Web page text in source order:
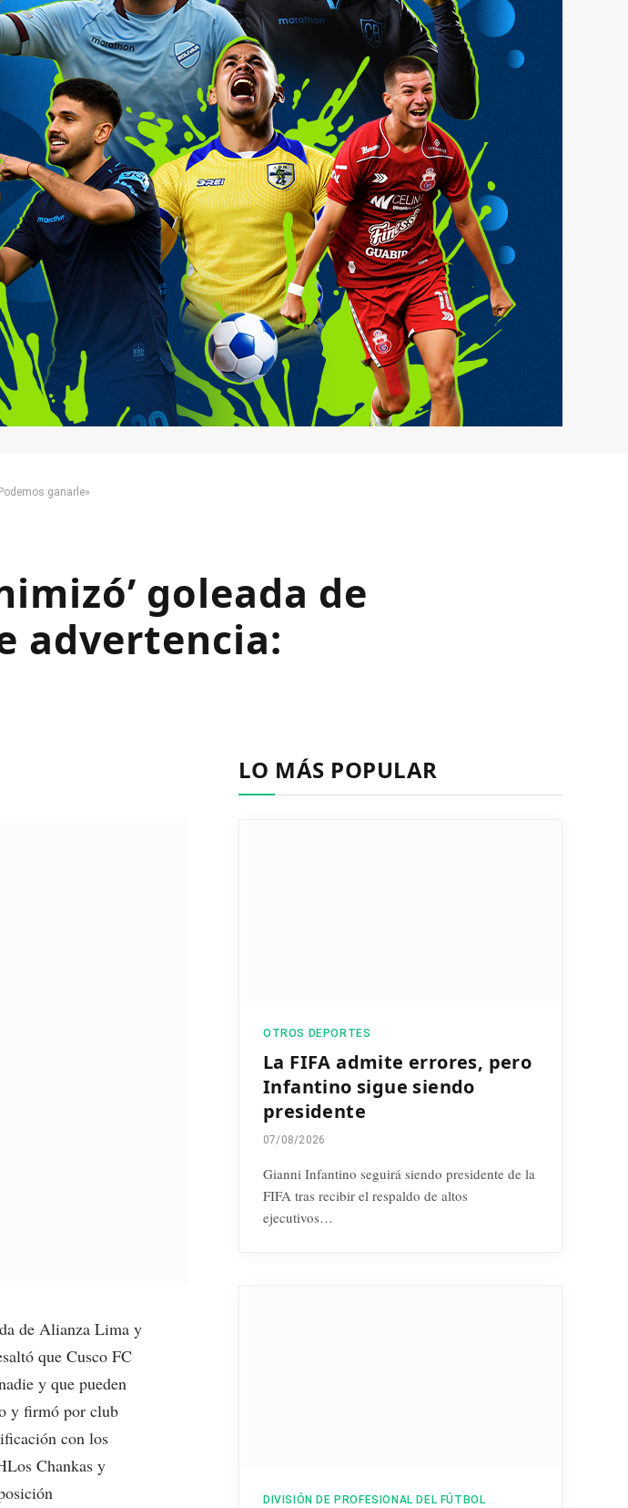
ganarle»
goleada de
advertencia:
de Alianza Lima y
que Cusco FC
y que pueden
y firmó por club
con los
Chankas y
LO MÁS POPULAR
OTROS DEPORTES
La FIFA admite errores, pero
Infantino sigue siendo
presidente
07/08/2026
Gianni Infantino seguirá siendo presidente de la
FIFA tras recibir el respaldo de altos
ejecutivos…
DIVISIÓN DE PROFESIONAL DEL FÚTBOL